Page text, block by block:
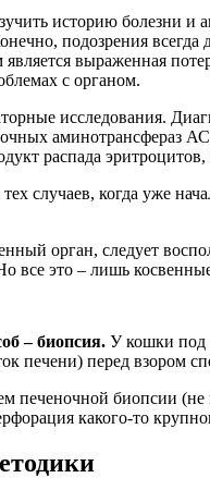
историю болезни и
подозрения
выраженная
с органом.
исследования.
аминотрансфераз
распада
случаев, когда уже
орган, следует
все это – лишь
– биопсия. У кошки под
печени) перед взором
печеночной биопсии (не
какого-то